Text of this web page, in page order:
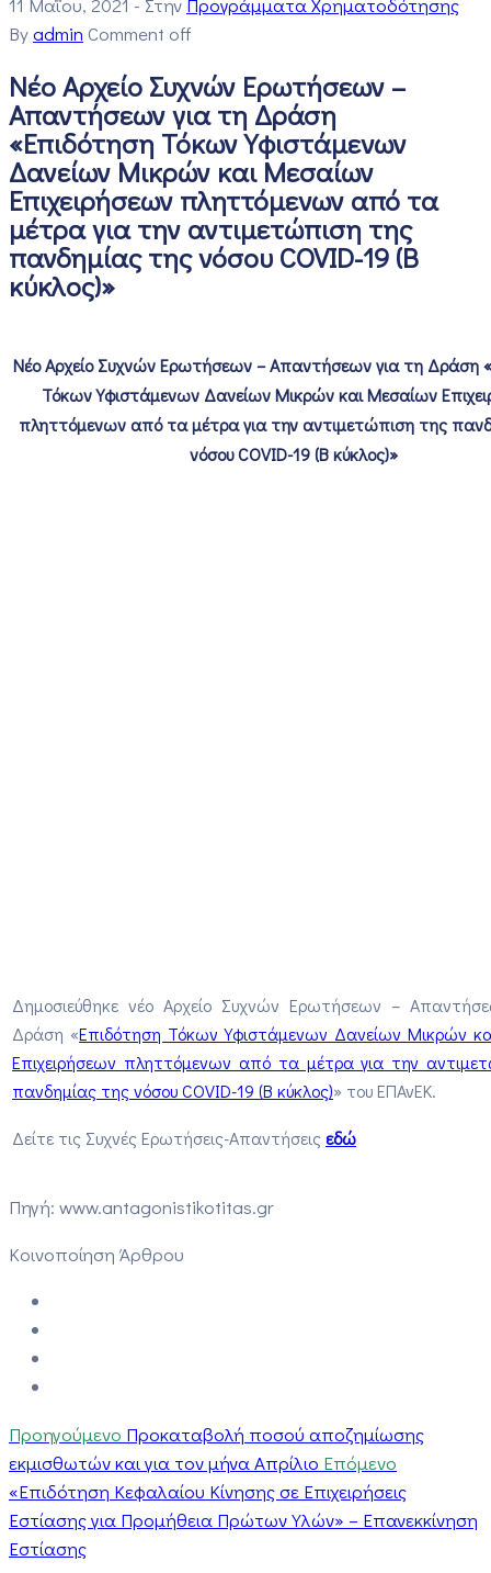
Byadmin Comment off
Νέο Αρχείο Συχνών Ερωτήσεων –
Απαντήσεων για τη Δράση
«Επιδότηση Τόκων Υφιστάμενων
Δανείων Μικρών και Μεσαίων
Επιχειρήσεων πληττόμενων από τα
μέτρα για την αντιμετώπιση της
πανδημίας της νόσου COVID-19 (Β
κύκλος)»
Νέο Αρχείο Συχνών Ερωτήσεων – Απαντήσεων για τη Δράση
Τόκων Υφιστάμενων Δανείων Μικρών και Μεσαίων
πληττόμενων από τα μέτρα για την αντιμετώπιση της
νόσου COVID-19 (Β κύκλος)»
Δημοσιεύθηκε νέο Αρχείο Συχνών Ερωτήσεων –
Δράση «Επιδότηση Τόκων Υφιστάμενων Δανείων Μικρών
Επιχειρήσεων πληττόμενων από τα μέτρα για την
πανδημίας της νόσου COVID-19 (Β κύκλος)» του ΕΠΑνΕΚ.
Δείτε τις Συχνές Ερωτήσεις-Απαντήσεις εδώ
Πηγή: www.antagonistikotitas.gr
Κοινοποίηση Άρθρου
Προηγούμενο Προκαταβολή ποσού αποζημίωσης
εκμισθωτών και για τον μήνα Απρίλιο Επόμενο
«Επιδότηση Κεφαλαίου Κίνησης σε Επιχειρήσεις
Εστίασης για Προμήθεια Πρώτων Υλών» – Επανεκκίνηση
Εστίασης